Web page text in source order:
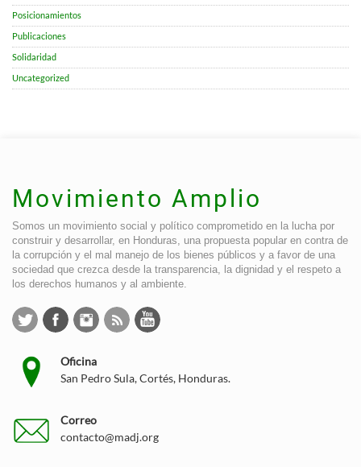
Posicionamientos
Publicaciones
Solidaridad
Uncategorized
Movimiento Amplio
Somos un movimiento social y político comprometido en la lucha por
construir y desarrollar, en Honduras, una propuesta popular en contra de
la corrupción y el mal manejo de los bienes públicos y a favor de una
sociedad que crezca desde la transparencia, la dignidad y el respeto a
los derechos humanos y al ambiente.
Oficina
San Pedro Sula, Cortés, Honduras.
Correo
contacto@madj.org